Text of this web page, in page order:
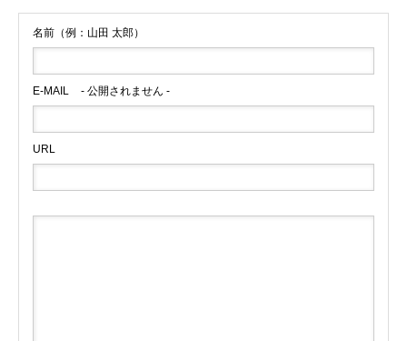
名前（例：山田 太郎）
E-MAIL - 公開されません -
URL